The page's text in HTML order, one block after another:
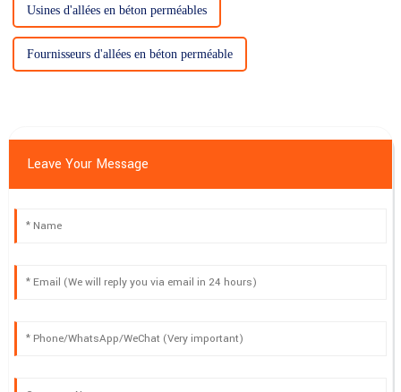
Usines d'allées en béton perméables
Fournisseurs d'allées en béton perméable
Leave Your Message